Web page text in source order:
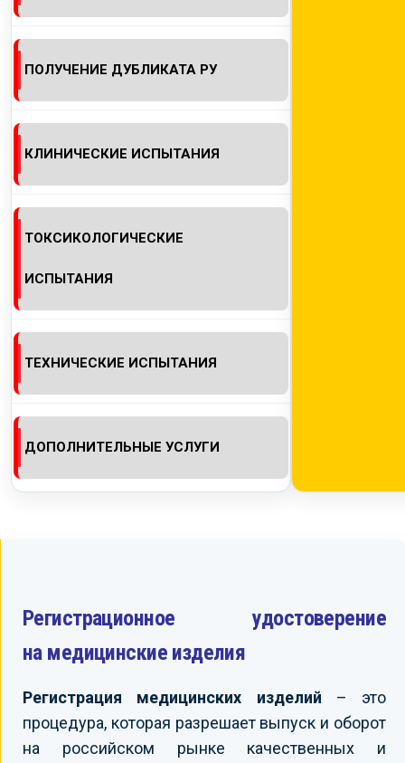
ПОЛУЧЕНИЕ ДУБЛИКАТА РУ
КЛИНИЧЕСКИЕ ИСПЫТАНИЯ
ТОКСИКОЛОГИЧЕСКИЕ
ИСПЫТАНИЯ
ТЕХНИЧЕСКИЕ ИСПЫТАНИЯ
ДОПОЛНИТЕЛЬНЫЕ УСЛУГИ
Регистрационное удостоверение
на медицинские изделия
Регистрация медицинских изделий – это
процедура, которая разрешает выпуск и оборот
на российском рынке качественных и